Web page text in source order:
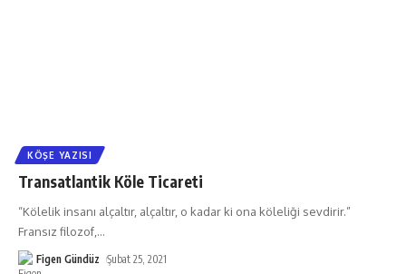
KÖŞE YAZISI
Transatlantik Köle Ticareti
“Kölelik insanı alçaltır, alçaltır, o kadar ki ona köleliği sevdirir.”
Fransız filozof, …
Figen Gündüz Şubat 25, 2021